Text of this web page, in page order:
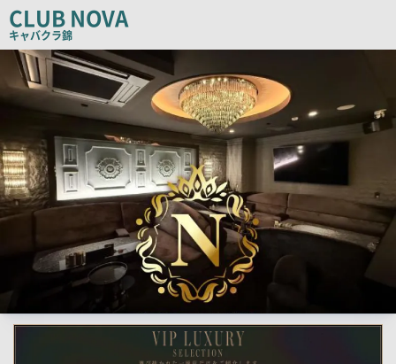
コ
ピ
ー
CLUB NOVA
キャバクラ錦
検
果
画
像